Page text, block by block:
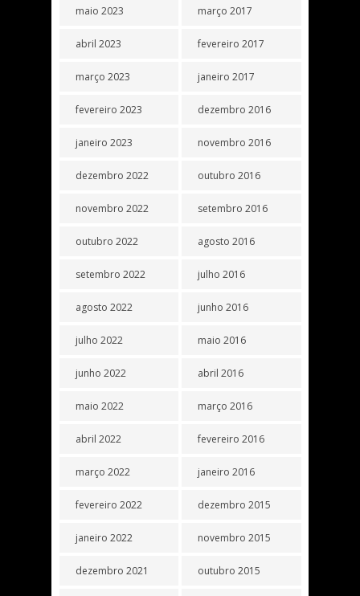
maio 2023
abril 2023
março 2023
fevereiro 2023
janeiro 2023
dezembro 2022
novembro 2022
outubro 2022
setembro 2022
agosto 2022
julho 2022
junho 2022
maio 2022
abril 2022
março 2022
fevereiro 2022
janeiro 2022
dezembro 2021
março 2017
fevereiro 2017
janeiro 2017
dezembro 2016
novembro 2016
outubro 2016
setembro 2016
agosto 2016
julho 2016
junho 2016
maio 2016
abril 2016
março 2016
fevereiro 2016
janeiro 2016
dezembro 2015
novembro 2015
outubro 2015